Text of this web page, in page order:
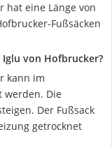
hat eine Länge von
Fußsäcken
von Hofbrucker?
kann im
werden. Die
Der Fußsack
getrocknet